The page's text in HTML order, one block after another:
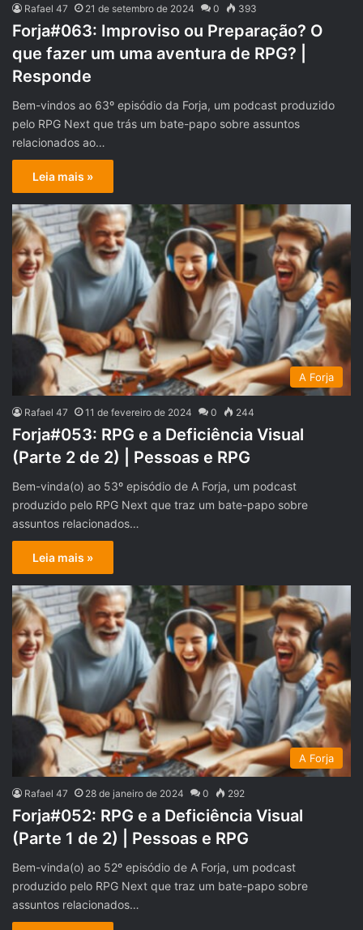
Rafael 47 21 de setembro de 2024 0 393
Forja#063: Improviso ou Preparação? O
que fazer um uma aventura de RPG? |
Responde
Bem-vindos ao 63º episódio da Forja, um podcast produzido
pelo RPG Next que trás um bate-papo sobre assuntos
relacionados ao…
Leia mais »
A Forja
Rafael 47 11 de fevereiro de 2024 0 244
Forja#053: RPG e a Deficiência Visual
(Parte 2 de 2) | Pessoas e RPG
Bem-vinda(o) ao 53º episódio de A Forja, um podcast
produzido pelo RPG Next que traz um bate-papo sobre
assuntos relacionados…
Leia mais »
A Forja
Rafael 47 28 de janeiro de 2024 0 292
Forja#052: RPG e a Deficiência Visual
(Parte 1 de 2) | Pessoas e RPG
Bem-vinda(o) ao 52º episódio de A Forja, um podcast
produzido pelo RPG Next que traz um bate-papo sobre
assuntos relacionados…